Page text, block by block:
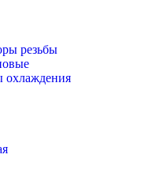
резьбы
охлаждения